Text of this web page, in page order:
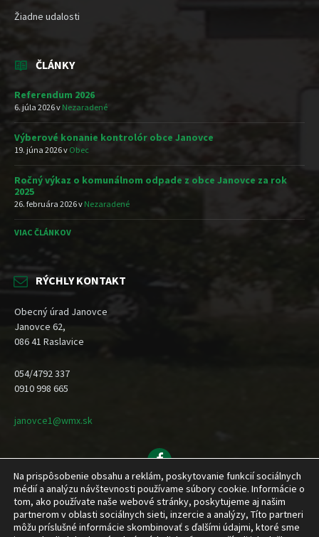
Žiadne udalosti
ČLÁNKY
Referendum 2026
6. júla 2026v Nezaradené
Výberové konanie kontrolór obce Janovce
19. júna 2026v Obec
Ročný výkaz o komunálnom odpade z obce Janovce za rok
2025
26. februára 2026v Nezaradené
VIAC ČLÁNKOV
RÝCHLY KONTAKT
Obecný úrad Janovce
Janovce 62,
086 41 Raslavice
054/4792 337
0910 998 665
janovce1@wmx.sk
Facebook
Domov Novinky Dokumenty
Inštitúcie a organizácie
Obecné zastupiteľstvo
Kontakt
Obec Janovce © 2026 | Všetky práva vyhradené | Created by HMcomp designs
Na prispôsobenie obsahu a reklám, poskytovanie funkcií sociálnych
médií a analýzu návštevnosti používame súbory cookie. Informácie o
tom, ako používate naše webové stránky, poskytujeme aj našim
partnerom v oblasti sociálnych sieti, inzercie a analýzy, Títo partneri
môžu príslušné informácie skombinovať s ďalšími údajmi, ktoré sme